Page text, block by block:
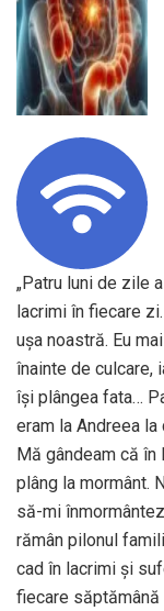
„Patru luni de zile
lacrimi în fiecare
uşa noastră. Eu
înainte de culcare,
își plângea fata…
eram la Andreea la
Mă gândeam că în
plâng la mormânt.
să-mi
rămân pilonul
cad în lacrimi şi
fiecare